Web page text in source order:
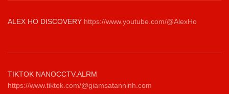
ALEX HO DISCOVERY https://www.youtube.com/@AlexHo
TIKTOK NANOCCTV.ALRM
https://www.tiktok.com/@giamsatanninh.com